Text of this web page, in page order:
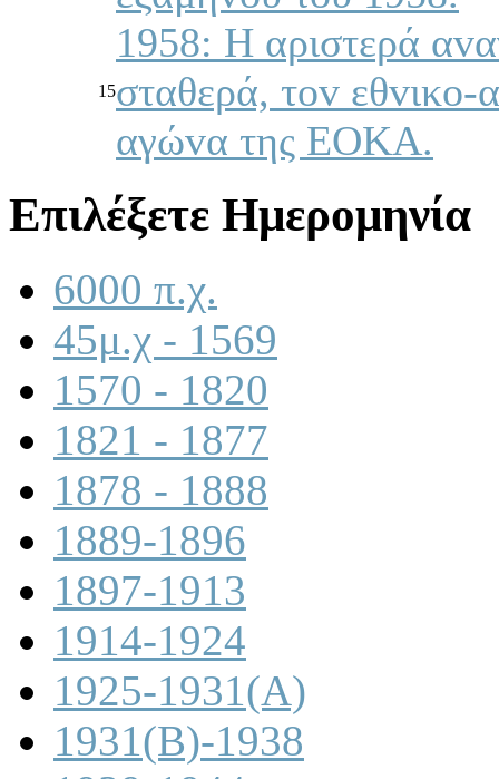
15
1958: Η αριστερά
σταθερά, τov εθvικo-
αγώvα της ΕΟΚΑ.
Επιλέξετε Ημερομηνία
6000 π.χ.
45μ.χ - 1569
1570 - 1820
1821 - 1877
1878 - 1888
1889-1896
1897-1913
1914-1924
1925-1931(A)
1931(B)-1938